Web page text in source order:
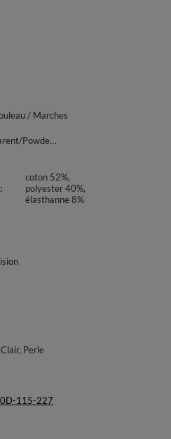
/ Marches
Powderpink
coton 52%,
polyester 40%,
élasthanne 8%
Perle
115-227